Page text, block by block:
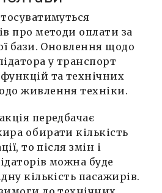
про методи оплати за
бази. Оновлення щодо
у транспорт
та технічних
живлення техніки.
передбачає
обирати кількість
то після змін і
можна буде
кількість пасажирів.